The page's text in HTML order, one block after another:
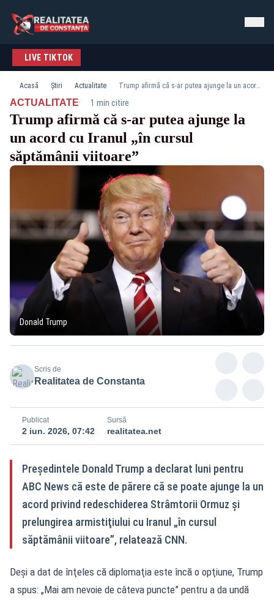
LIVE TIKTOK
Acasă Știri Actualitate Trump afirmă că s-ar putea ajunge la un acord cu Iranul „în cursul săptămânii viitoare”
ACTUALITATE· 1 min citire
Trump afirmă că s-ar putea ajunge la
un acord cu Iranul „în cursul
săptămânii viitoare”
Donald Trump
Scris de
Realitatea de Constanta
Publicat
2 iun. 2026, 07:42
Sursă
realitatea.net
Preşedintele Donald Trump a declarat luni pentru
ABC News că este de părere că se poate ajunge la un
acord privind redeschiderea Strâmtorii Ormuz şi
prelungirea armistiţiului cu Iranul „în cursul
săptămânii viitoare”, relatează CNN.
Deşi a dat de înţeles că diplomaţia este încă o opţiune, Trump
a spus: „Mai am nevoie de câteva puncte” pentru a da undă